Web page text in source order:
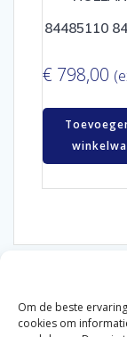
Om de beste
cookies om
84485110
€ 798,00